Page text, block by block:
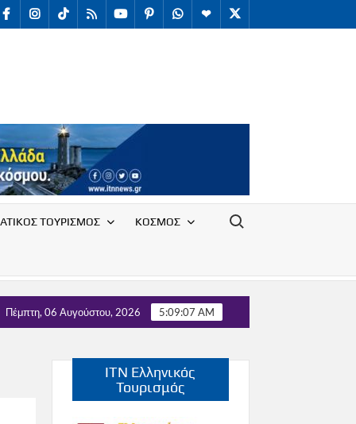
facebookInstagram
TikTokRSS youtubePinterestWhatsApp
Telegram
X
ΤΟΥΡΙΣΜΟΣ ΚΟΣΜΟΣ
Search for:
φιλοξενία πυρόπληκτων στο νότιο Ρέθυμνο
Πέμπτη, 06 Αυγούστου, 2026 5:09:08 AM
ITN Ελληνικός
Τουρισμός